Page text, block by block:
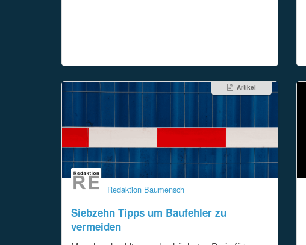
Artikel
Redaktion Baumensch
Siebzehn Tipps um Baufehler zu
vermeiden